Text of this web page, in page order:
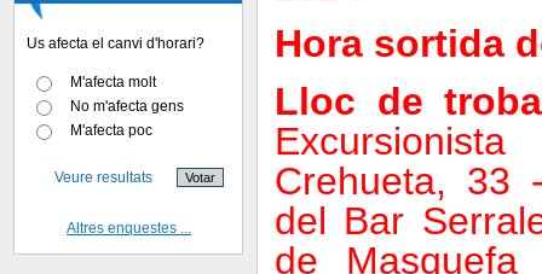
Us afecta el canvi d'horari?
M'afecta molt
No m'afecta gens
M'afecta poc
Veure resultats
Altres enquestes ...
Hora sortida
Lloc de
Crehueta, 33
del Bar
de